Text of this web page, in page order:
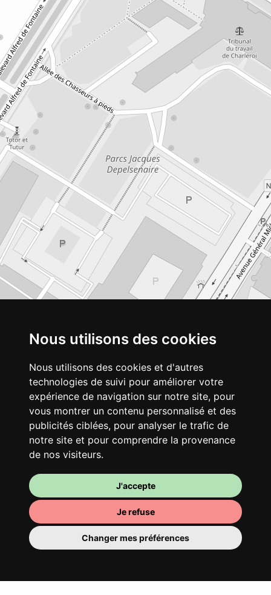
Nous utilisons des cookies
Nous utilisons des cookies et d'autres
technologies de suivi pour améliorer votre
expérience de navigation sur notre site, pour
vous montrer un contenu personnalisé et des
publicités ciblées, pour analyser le trafic de
notre site et pour comprendre la provenance
de nos visiteurs.
J'accepte
Je refuse
Changer mes préférences